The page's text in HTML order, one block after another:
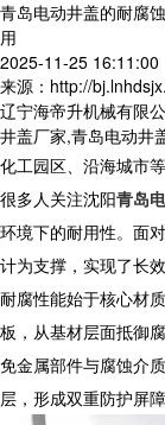
青岛电动井盖的耐腐
用
2025-11-25 16:11:00
来源：http://
辽宁海帝升机械有限
井盖厂家,青岛电动井
化工园区、沿海城市
很多人关注沈阳青岛
环境下的耐用性。面
计为支撑，实现了长
耐腐性能始于核心材
板，从基材层面抵御
免金属部件与腐蚀介
层，形成双重防护屏障